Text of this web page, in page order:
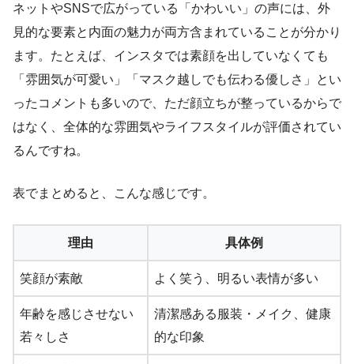
ネットやSNSで広がっている「かわいい」の声には、外
見的な要素と内面の魅力が両方含まれていることが分かり
ます。たとえば、インスタでは素顔を出していなくても
「雰囲気が可愛い」「マスク越しでも伝わる優しさ」とい
ったコメントも多いので、ただ顔立ちが整っているからで
はなく、全体的な雰囲気やライフスタイルが評価されてい
るんですね。
表でまとめると、こんな感じです。
理由 具体例
笑顔が素敵 よく笑う、明るい表情が多い
年齢を感じさせない
若々しさ
清潔感ある服装・メイク、健康
的な印象